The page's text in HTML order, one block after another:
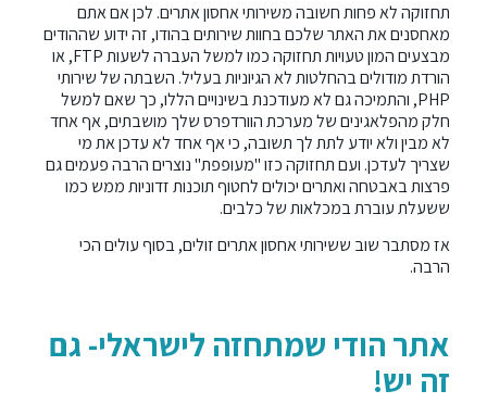
תחזוקה לא פחות חשובה משירותי אחסון אתרים. לכן אם אתם
מאחסנים את האתר שלכם בחוות שירותים בהודו, זה ידוע שההודים
מבצעים המון טעויות תחזוקה כמו למשל העברה לשעות FTP, או
הורדת מודולים בהחלטות לא הגיוניות בעליל. השבתה של שירותי
PHP, והתמיכה גם לא מעודכנת בשינויים הללו, כך שאם למשל
חלק מהפלאגינים של מערכת הוורדפרס שלך מושבתים, אף אחד
לא מבין ולא יודע לתת לך תשובה, כי אף אחד לא עדכן את מי
שצריך לעדכן. ועם תחזוקה כזו "מעופפת" נוצרים הרבה פעמים גם
פרצות באבטחה ואתרים יכולים לחטוף תוכנות זדוניות ממש כמו
ששעלת עוברת במכלאות של כלבים.
אז מסתבר שוב ששירותי אחסון אתרים זולים, בסוף עולים הכי
הרבה.
אתר הודי שמתחזה לישראלי- גם
זה יש!